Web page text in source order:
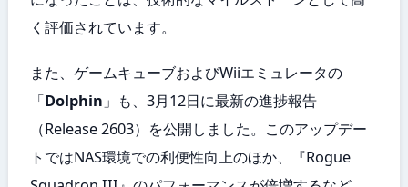
く評価されています。
また、ゲームキューブおよびWiiエミュレータの
「Dolphin 」も、3月12日に最新の進捗報告
（Release 2603）を公開しました。このアップデー
トではNAS環境での利便性向上のほか、『Rogue